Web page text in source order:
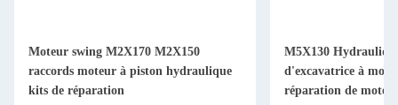
M5X130 Hydraulique Pièces
d'excavatrice à moteur pivotant Kit de
réparation de moteur à piston
Cylindre
hydrauliques
de piston